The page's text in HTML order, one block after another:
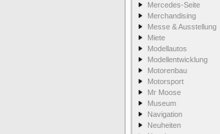
Mercedes-Seite
Merchandising
Messe & Ausstellung
Miete
Modellautos
Modellentwicklung
Motorenbau
Motorsport
Mr Moose
Museum
Navigation
Neuheiten